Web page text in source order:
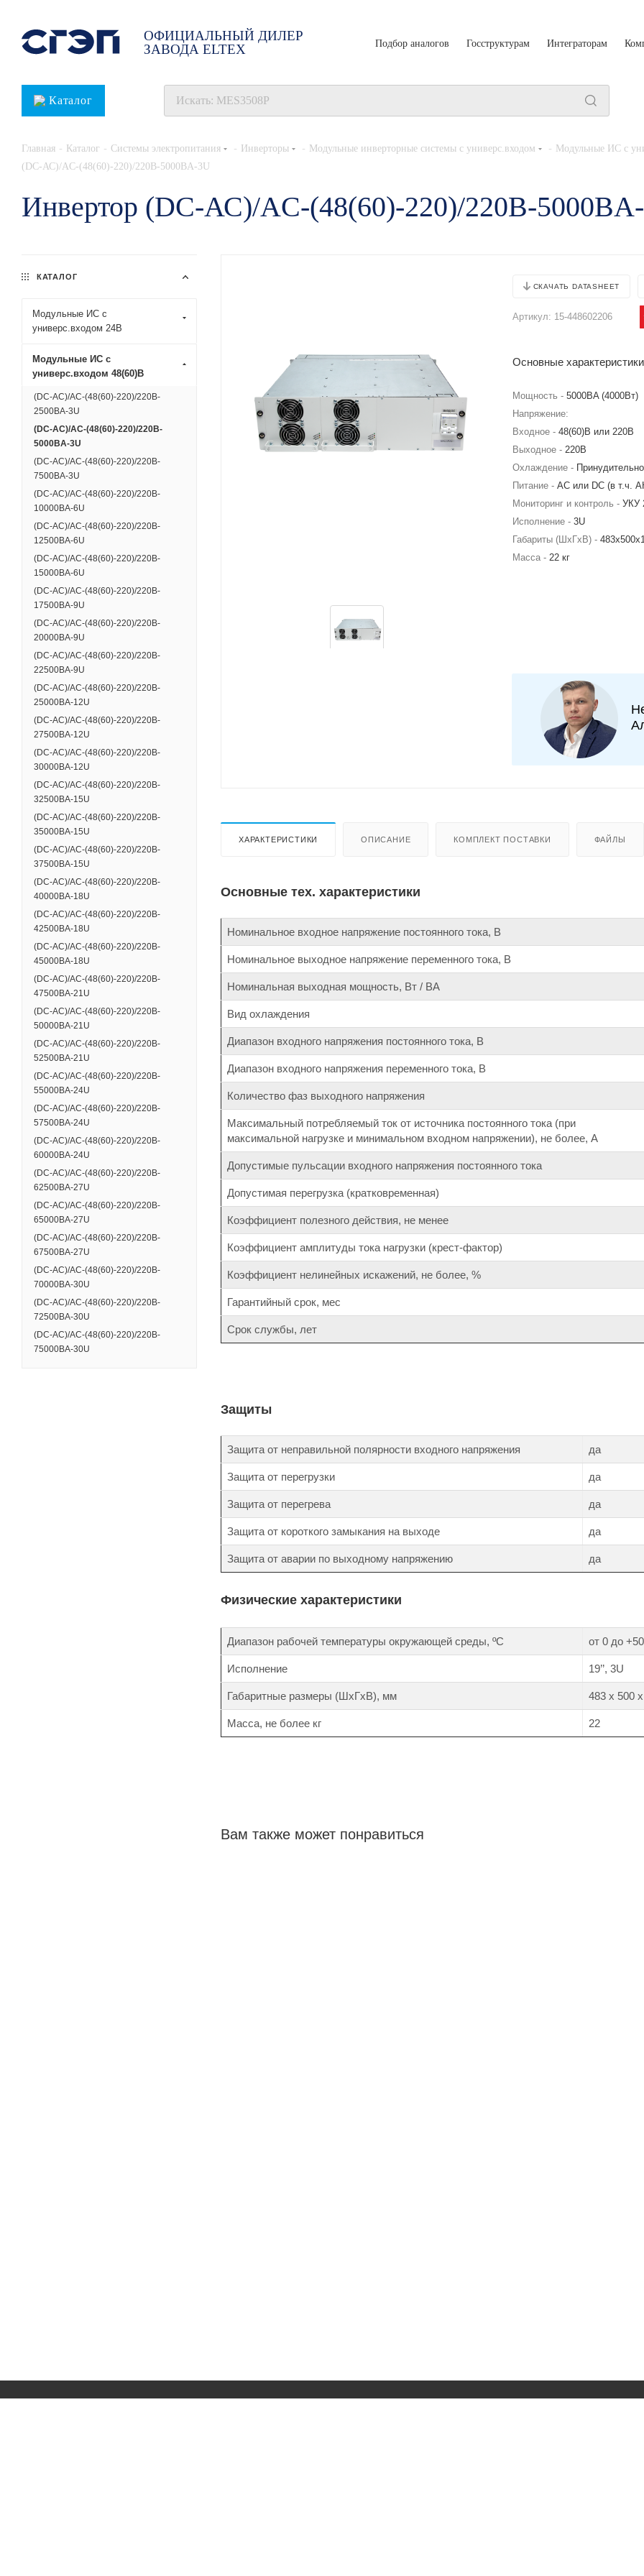
ОФИЦИАЛЬНЫЙ ДИЛЕР
ЗАВОДА ELTEX
Подбор аналогов Госструктурам Интеграторам
Каталог
Главная - Каталог - Системы электропитания - Инверторы - Модульные инверторные системы с универс.входом - Модульные ИС с
(DC-АС)/AC-(48(60)-220)/220B-5000BA-3U
Инвертор (DC-АС)/AC-(48(60)-220)/220B-
СКАЧАТЬ DATASHEET
Артикул: 15-448602206
Основные характеристики
Мощность - 5000BA (4000Вт)
Напряжение:
Входное - 48(60)В или 220В
Выходное - 220В
Охлаждение -
Питание - АС или DC (в т.ч.
Мониторинг и контроль - УКУ
Исполнение - 3U
Габариты (ШхГхВ) -
Масса - 22 кг
ХАРАКТЕРИСТИКИ ОПИСАНИЕ КОМПЛЕКТ ПОСТАВКИ ФАЙЛЫ
Основные тех. характеристики
Номинальное входное напряжение постоянного тока, В
Номинальное выходное напряжение переменного тока, В
Номинальная выходная мощность, Вт / ВА
Вид охлаждения
Диапазон входного напряжения постоянного тока, В
Диапазон входного напряжения переменного тока, В
Количество фаз выходного напряжения
Максимальный потребляемый ток от источника постоянного тока (при
максимальной нагрузке и минимальном входном напряжении), не более, А
Допустимые пульсации входного напряжения постоянного тока
Допустимая перегрузка (кратковременная)
Коэффициент полезного действия, не менее
Коэффициент амплитуды тока нагрузки (крест-фактор)
Коэффициент нелинейных искажений, не более, %
Гарантийный срок, мес
Срок службы, лет
Защиты
Защита от неправильной полярности входного напряжения да
Защита от перегрузки да
Защита от перегрева да
Защита от короткого замыкания на выходе да
Защита от аварии по выходному напряжению да
Физические характеристики
Диапазон рабочей температуры окружающей среды, ºС от 0 до +50
Исполнение 19’’, 3U
Габаритные размеры (ШхГхВ), мм 483 х 500
Масса, не более кг 22
Вам также может понравиться
КАТАЛОГ
Модульные ИС с
универс.входом 24В
Модульные ИС с
универс.входом 48(60)В
(DC-АС)/AC-(48(60)-220)/220B-
2500BA-3U
(DC-АС)/AC-(48(60)-220)/220B-
5000BA-3U
(DC-АС)/AC-(48(60)-220)/220B-
7500BA-3U
(DC-АС)/AC-(48(60)-220)/220B-
10000BA-6U
(DC-АС)/AC-(48(60)-220)/220B-
12500BA-6U
(DC-АС)/AC-(48(60)-220)/220B-
15000BA-6U
(DC-АС)/AC-(48(60)-220)/220B-
17500BA-9U
(DC-АС)/AC-(48(60)-220)/220B-
20000BA-9U
(DC-АС)/AC-(48(60)-220)/220B-
22500BA-9U
(DC-АС)/AC-(48(60)-220)/220B-
25000ВА-12U
(DC-АС)/AC-(48(60)-220)/220B-
27500ВА-12U
(DC-АС)/AC-(48(60)-220)/220B-
30000ВА-12U
(DC-АС)/AC-(48(60)-220)/220B-
32500ВА-15U
(DC-АС)/AC-(48(60)-220)/220B-
35000ВА-15U
(DC-АС)/AC-(48(60)-220)/220B-
37500ВА-15U
(DC-АС)/AC-(48(60)-220)/220B-
40000ВА-18U
(DC-АС)/AC-(48(60)-220)/220B-
42500BA-18U
(DC-АС)/AC-(48(60)-220)/220B-
45000BA-18U
(DC-АС)/AC-(48(60)-220)/220B-
47500BA-21U
(DC-АС)/AC-(48(60)-220)/220B-
50000BA-21U
(DC-АС)/AC-(48(60)-220)/220B-
52500BA-21U
(DC-АС)/AC-(48(60)-220)/220B-
55000BA-24U
(DC-АС)/AC-(48(60)-220)/220B-
57500BA-24U
(DC-АС)/AC-(48(60)-220)/220B-
60000BA-24U
(DC-АС)/AC-(48(60)-220)/220B-
62500BA-27U
(DC-АС)/AC-(48(60)-220)/220B-
65000BA-27U
(DC-АС)/AC-(48(60)-220)/220B-
67500BA-27U
(DC-АС)/AC-(48(60)-220)/220B-
70000BA-30U
(DC-АС)/AC-(48(60)-220)/220B-
72500BA-30U
(DC-АС)/AC-(48(60)-220)/220B-
75000BA-30U